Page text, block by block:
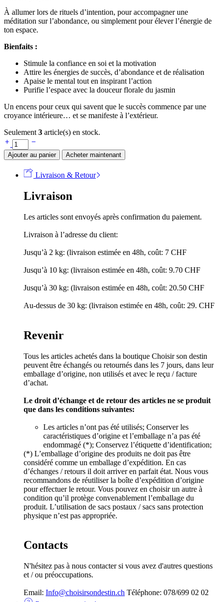
À allumer lors de rituels d’intention, pour accompagner une
méditation sur l’abondance, ou simplement pour élever l’énergie de
ton espace.
Bienfaits :
Stimule la confiance en soi et la motivation
Attire les énergies de succès, d’abondance et de réalisation
Apaise le mental tout en inspirant l’action
Purifie l’espace avec la douceur florale du jasmin
Un encens pour ceux qui savent que le succès commence par une
croyance intérieure… et se manifeste à l’extérieur.
Seulement 3 article(s) en stock.
Ajouter au panier Acheter maintenant
Livraison & Retour
Livraison
Les articles sont envoyés après confirmation du paiement.
Livraison à l’adresse du client:
Jusqu’à 2 kg: (livraison estimée en 48h, coût: 7 CHF
Jusqu’à 10 kg: (livraison estimée en 48h, coût: 9.70 CHF
Jusqu’à 30 kg: (livraison estimée en 48h, coût: 20.50 CHF
Au-dessus de 30 kg: (livraison estimée en 48h, coût: 29. CHF
Revenir
Tous les articles achetés dans la boutique Choisir son destin
peuvent être échangés ou retournés dans les 7 jours, dans leur
emballage d’origine, non utilisés et avec le reçu / facture
d’achat.
Le droit d’échange et de retour des articles ne se produit
que dans les conditions suivantes:
Les articles n’ont pas été utilisés; Conserver les
caractéristiques d’origine et l’emballage n’a pas été
endommagé (*); Conservez l’étiquette d’identification;
(*) L’emballage d’origine des produits ne doit pas être
considéré comme un emballage d’expédition. En cas
d’échanges / retours il doit arriver en parfait état. Nous vous
recommandons de réutiliser la boîte d’expédition d’origine
pour effectuer le retour. Vous pouvez en choisir un autre à
condition qu’il protège convenablement l’emballage du
produit. L’utilisation de sacs postaux / sacs sans protection
physique n’est pas appropriée.
Contacts
N'hésitez pas à nous contacter si vous avez d'autres questions
et / ou préoccupations.
Email: Info@choisirsondestin.ch Téléphone: 078/699 02 02